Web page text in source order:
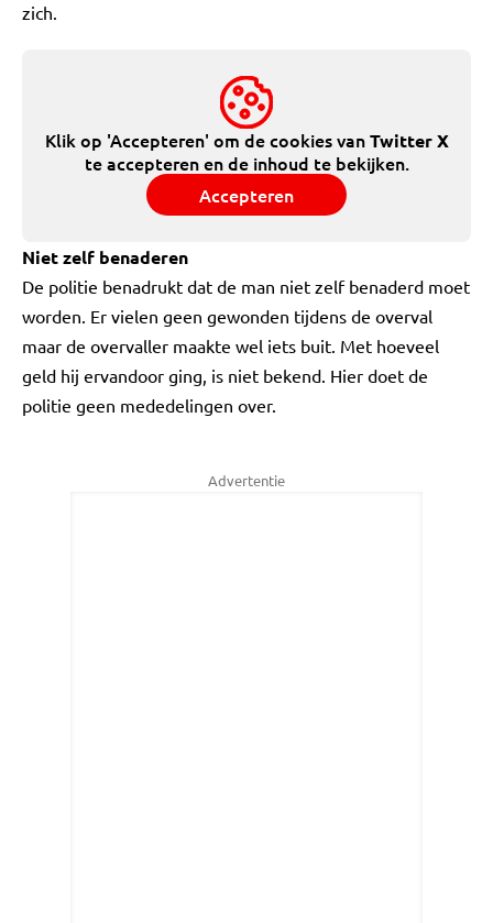
zich.
Klik op 'Accepteren' om de cookies vanTwitter X
te accepteren en de inhoud te bekijken.
Accepteren
Niet zelf benaderen
De politie benadrukt dat de man niet zelf benaderd moet
worden. Er vielen geen gewonden tijdens de overval
maar de overvaller maakte wel iets buit. Met hoeveel
geld hij ervandoor ging, is niet bekend. Hier doet de
politie geen mededelingen over.
Advertentie